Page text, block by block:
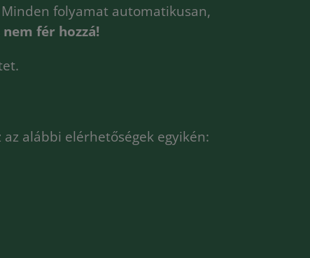
folyamat automatikusan,
fér hozzá!
alábbi elérhetőségek egyikén: